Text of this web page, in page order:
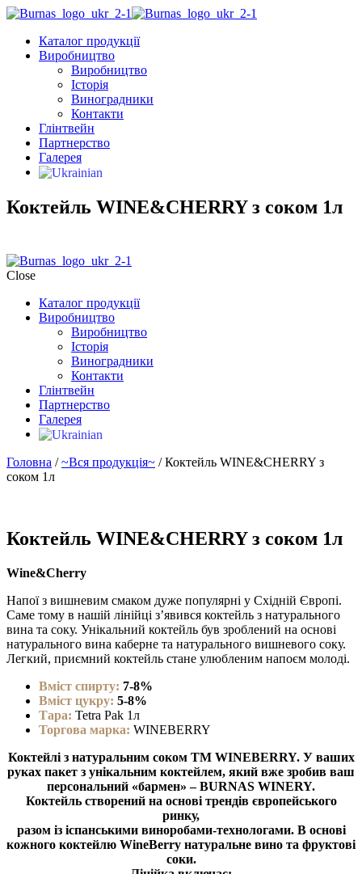
Каталог продукції
Виробництво
Виробництво
Історія
Виноградники
Контакти
Глінтвейн
Партнерство
Галерея
Коктейль WINE&CHERRY з соком 1л
Close
Каталог продукції
Виробництво
Виробництво
Історія
Виноградники
Контакти
Глінтвейн
Партнерство
Галерея
Головна /~Вся продукція~ / Коктейль WINE&CHERRY з
соком 1л
Коктейль WINE&CHERRY з соком 1л
Wine&Cherry
Напої з вишневим смаком дуже популярні у Східній Європі.
Саме тому в нашій лінійці з’явився коктейль з натурального
вина та соку. Унікальний коктейль був зроблений на основі
натурального вина каберне та натурального вишневого соку.
Легкий, приємний коктейль стане улюбленим напоєм молоді.
Вміст спирту: 7-8%
Вміст цукру: 5-8%
Тара: Tetra Pak 1л
Торгова марка: WINEBERRY
Коктейлі з натуральним соком ТМ WINEBERRY. У ваших
руках пакет з унікальним коктейлем, який вже зробив ваш
персональний «бармен» – BURNAS WINERY.
Коктейль створений на основі трендів європейського
ринку,
разом із іспанськими виноробами-технологами. В основі
кожного коктейлю WineBerry натуральне вино та фруктові
соки.